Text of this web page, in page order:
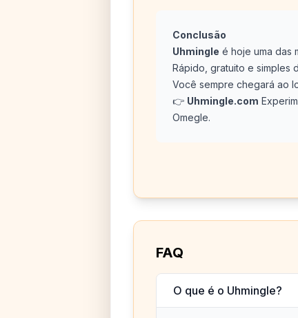
Conclusão
Uhmingle é hoje uma das
Rápido, gratuito e simples
Você sempre chegará ao
👉 Uhmingle.com
Omegle.
FAQ
O que é o Uhmingle?